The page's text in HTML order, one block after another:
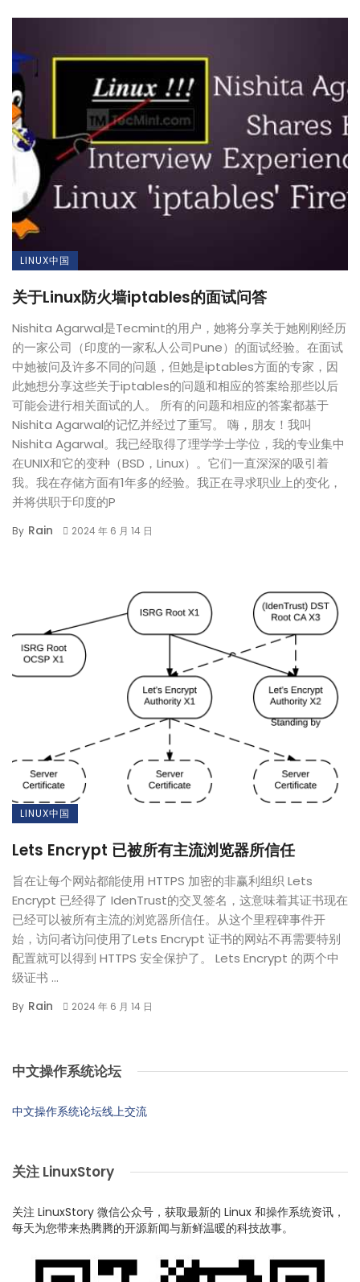
LINUX中国
关于Linux防火墙iptables的面试问答
Nishita Agarwal是Tecmint的用户，她将分享关于她刚刚经历
的一家公司（印度的一家私人公司Pune）的面试经验。在面试
中她被问及许多不同的问题，但她是iptables方面的专家，因
此她想分享这些关于iptables的问题和相应的答案给那些以后
可能会进行相关面试的人。 所有的问题和相应的答案都基于
Nishita Agarwal的记忆并经过了重写。 嗨，朋友！我叫
Nishita Agarwal。我已经取得了理学学士学位，我的专业集中
在UNIX和它的变种（BSD，Linux）。它们一直深深的吸引着
我。我在存储方面有1年多的经验。我正在寻求职业上的变化，
并将供职于印度的P
By Rain 2024 年 6 月 14 日
LINUX中国
Lets Encrypt 已被所有主流浏览器所信任
旨在让每个网站都能使用 HTTPS 加密的非赢利组织 Lets
Encrypt 已经得了 IdenTrust的交叉签名，这意味着其证书现在
已经可以被所有主流的浏览器所信任。从这个里程碑事件开
始，访问者访问使用了Lets Encrypt 证书的网站不再需要特别
配置就可以得到 HTTPS 安全保护了。 Lets Encrypt 的两个中
级证书 ...
By Rain 2024 年 6 月 14 日
中文操作系统论坛
中文操作系统论坛线上交流
关注 LinuxStory
关注 LinuxStory 微信公众号，获取最新的 Linux 和操作系统资讯，
每天为您带来热腾腾的开源新闻与新鲜温暖的科技故事。